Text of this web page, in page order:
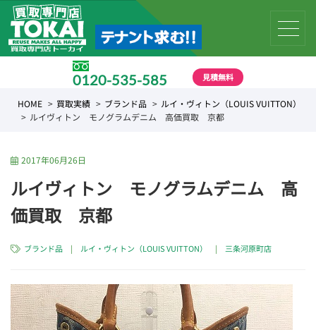
0120-535-585 見積無料
HOME 買取実績 ブランド品
ルイ・ヴィトン（LOUIS VUITTON）
ルイヴィトン モノグラムデニム 高価買取 京都
2017年06月26日
ルイヴィトン モノグラムデニム 高
価買取 京都
ブランド品 | ルイ・ヴィトン（LOUIS VUITTON） | 三条河原町店